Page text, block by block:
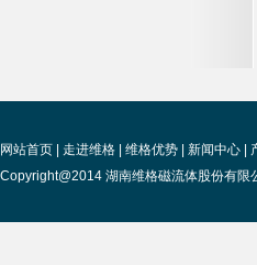
网站首页 走进维格 维格优势 新闻中心
Copyright@2014 湖南维格磁流体股份有限